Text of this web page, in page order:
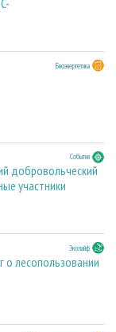
Биоэнергетика
События
добровольческий
участники
Эколайф
о лесопользовании